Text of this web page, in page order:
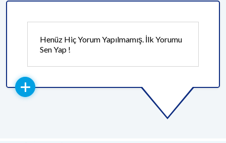
Henüz Hiç Yorum Yapılmamış. İlk Yorumu
Sen Yap !